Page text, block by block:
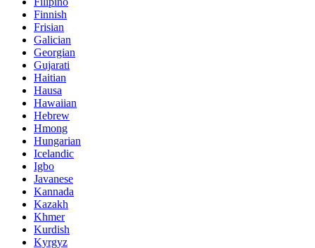
Finnish
Frisian
Galician
Georgian
Gujarati
Haitian
Hausa
Hawaiian
Hebrew
Hmong
Hungarian
Icelandic
Igbo
Javanese
Kannada
Kazakh
Khmer
Kurdish
Kyrgyz